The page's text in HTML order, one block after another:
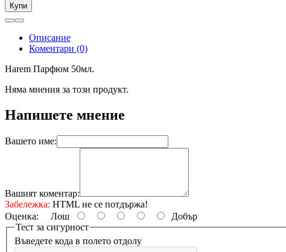
Купи
Описание
Коментари (0)
Harem Парфюм 50мл.
Няма мнения за този продукт.
Напишете мнение
Вашето име:
Вашият коментар:
Забележка: HTML не се потдържа!
Оценка: Лош
Добър
Тест за сигурност
Въведете кода в полето отдолу